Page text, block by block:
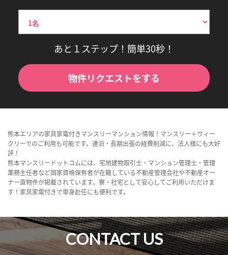
あと１ステップ！簡単30秒！
物件リクエストをする
熊本エリアの家具家電付きマンスリーマンション情報！マンスリー＋ウィー
クリーでのご利用も可能です。連泊・長期出張の経費削減に、法人様にも大好
評！
熊本マンスリードットコムには、宅地建物取引士・マンション管理士・管理
業務主任者など国家資格保有者が在籍している不動産管理会社や不動産オー
ナー直物件が掲載されています。寮・社宅として安心してご利用いただけま
す！家具家電付きで単身赴任にも便利です。
CONTACT US